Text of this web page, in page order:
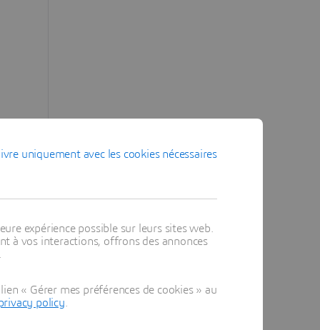
uniquement avec les cookies nécessaires
expérience possible sur leurs sites web.
à vos interactions, offrons des annonces
« Gérer mes préférences de cookies » au
policy